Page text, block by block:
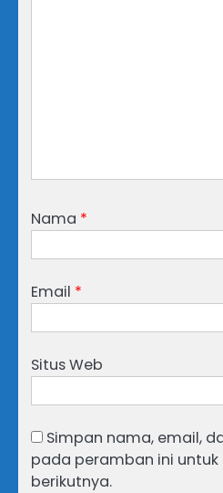
Nama *
Email *
Situs Web
Simpan nama, email,
pada peramban ini
berikutnya.